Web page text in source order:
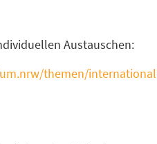
Austauschen:
themen/